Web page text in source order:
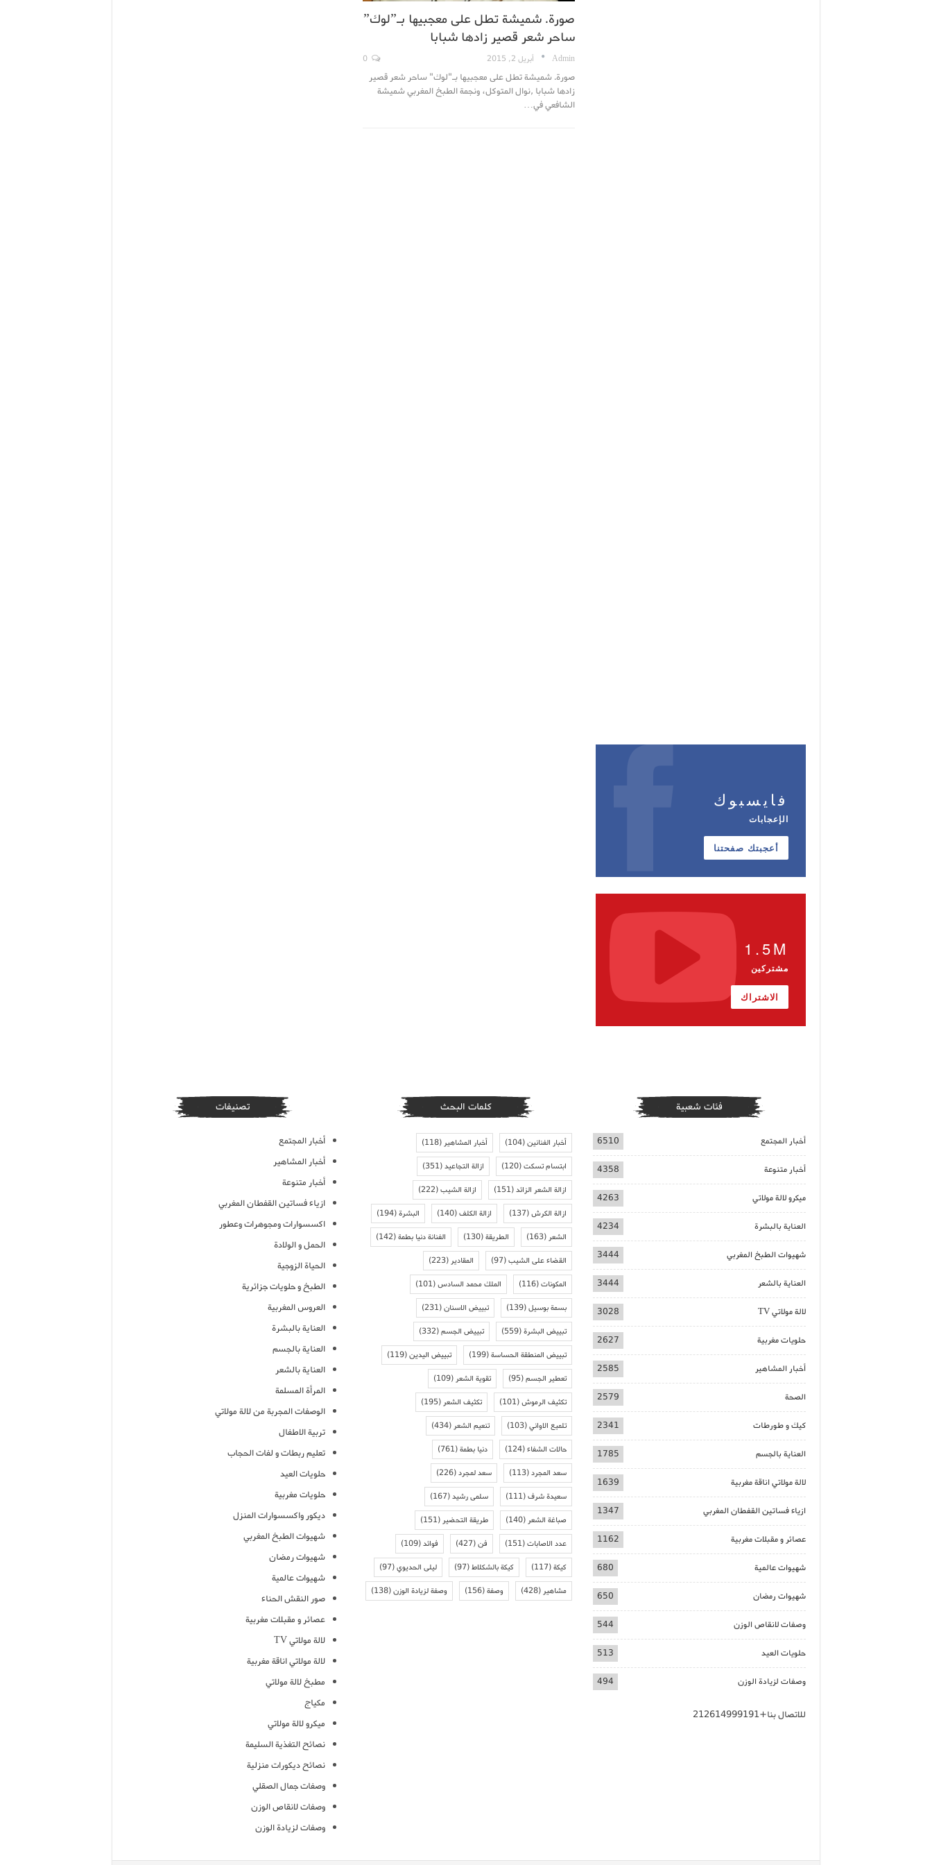
صورة. شميشة تطل على معجبيها بـ”لوك”
ساحر شعر قصير زادها شبابا
Admin أبريل 2, 2015
صورة. شميشة تطل على معجبيها بـ"لوك" ساحر شعر قصير
زادها شبابا ,نوال المتوكل، ونجمة الطبخ المغربي شميشة
الشافعي في…
فايسبوك
الإعجابات
أعجبتك صفحتنا
1.5M
مشتركين
الاشتراك
فئات شعبية
أخبار المجتمع 6510
أخبار متنوعة 4358
ميكرو لالة مولاتي 4263
العناية بالبشرة 4234
شهيوات الطبخ المغربي 3444
العناية بالشعر 3444
لالة مولاتي TV 3028
حلويات مغربية 2627
أخبار المشاهير 2585
الصحة 2579
كيك و طورطات 2341
العناية بالجسم 1785
لالة مولاتي اناقة مغربية 1639
ازياء فساتين القفطان المغربي 1347
عصائر و مقبلات مغربية 1162
شهيوات عالمية 680
شهيوات رمضان 650
وصفات لانقاص الوزن 544
حلويات العيد 513
وصفات لزيادة الوزن 494
للاتصال بنا+212614999191
كلمات البحث
أخبار الفنانين(104) أخبار المشاهير(118)
ابتسام تسكت(120) ازالة التجاعيد(351)
ازالة الشعر الزائد(151) ازالة الشيب(222)
ازالة الكرش(137) ازالة الكلف(140) البشرة(194)
الشعر(163) الطريقة(130) الفنانة دنيا بطمة(142)
القضاء على الشيب(97) المقادير(223)
المكونات(116) الملك محمد السادس(101)
بسمة بوسيل(139) تبييض الاسنان(231)
تبييض البشرة(559) تبييض الجسم(332)
تبييض المنطقة الحساسة(199) تبييض اليدين(119)
تعطير الجسم(95) تقوية الشعر(109)
تكثيف الرموش(101) تكثيف الشعر(195)
تلميع الاواني(103) تنعيم الشعر(434)
حالات الشفاء(124) دنيا بطمة(761)
سعد المجرد(113) سعد لمجرد(226)
سعيدة شرف(111) سلمى رشيد(167)
صباغة الشعر(140) طريقة التحضير(151)
عدد الاصابات(151) فن(427) فوائد(109)
كيكة(117) كيكة بالشكلاط(97) ليلى الحديوي(97)
مشاهير(428) وصفة(156) وصفة لزيادة الوزن(138)
تصنيفات
أخبار المجتمع
أخبار المشاهير
أخبار متنوعة
ازياء فساتين القفطان المغربي
اكسسوارات ومجوهرات وعطور
الحمل و الولادة
الحياة الزوجية
الطبخ و حلويات جزائرية
العروس المغربية
العناية بالبشرة
العناية بالجسم
العناية بالشعر
المرأة المسلمة
الوصفات المجربة من لالة مولاتي
تربية الاطفال
تعليم ربطات و لفات الحجاب
حلويات العيد
حلويات مغربية
ديكور واكسسوارات المنزل
شهيوات الطبخ المغربي
شهيوات رمضان
شهيوات عالمية
صور النقش الحناء
عصائر و مقبلات مغربية
لالة مولاتي TV
لالة مولاتي اناقة مغربية
مطبخ لالة مولاتي
مكياج
ميكرو لالة مولاتي
نصائح التغذية السليمة
نصائح ديكورات منزلية
وصفات جمال الصقلي
وصفات لانقاص الوزن
وصفات لزيادة الوزن